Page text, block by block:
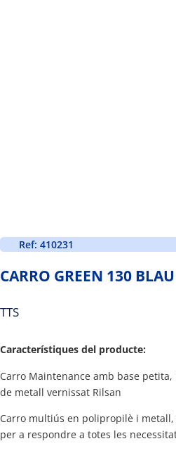
Ref: 410231
CARRO GREEN 130
TTS
Característiques del producte:
Carro Maintenance amb base
de metall vernissat Rilsan
Carro multiús en polipropilè i
per a respondre a totes les